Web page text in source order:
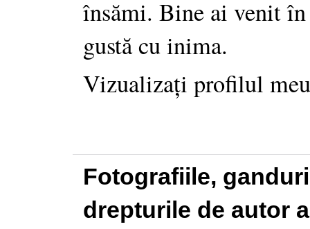
însămi. Bine ai venit
gustă cu inima.
Vizualizați profilul
Fotografiile,
drepturile de autor